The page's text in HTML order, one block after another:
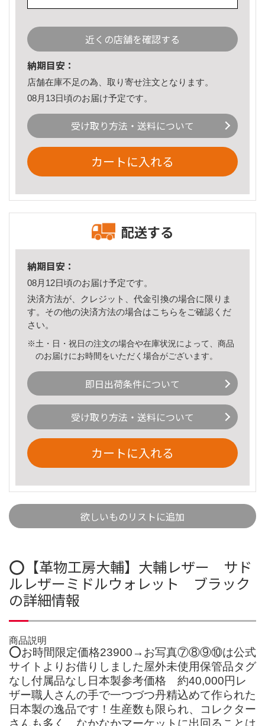
近くの店舗を確認する
納期目安：
店舗在庫不足の為、取り寄せ注文となります。
08月13日頃のお届け予定です。
受け取り方法・送料について
カートに入れる
配送する
納期目安：
08月12日頃のお届け予定です。
決済方法が、クレジット、代金引換の場合に限りま
す。その他の決済方法の場合はこちら をご確認くだ
さい。
※土・日・祝日の注文の場合や在庫状況によって、商品
のお届けにお時間をいただく場合がございます。
即日出荷条件について
受け取り方法・送料について
カートに入れる
欲しいものリストに追加
⭕️【革物工房大輔】大輔レザー サド
ルレザーミドルウォレット ブラック
の詳細情報
商品説明
⭕️お時間限定価格23900→お写真⑦⑧⑨⑩は公式
サイトよりお借りしました屋外未使用保管品タグ
なし付属品なし日本製参考価格 約40,000円レ
ザー職人さんの手で一つづつ丹精込めて作られた
日本製の逸品です！生産数も限られ、コレクター
さんも多く、なかなかマーケットに出回ることは